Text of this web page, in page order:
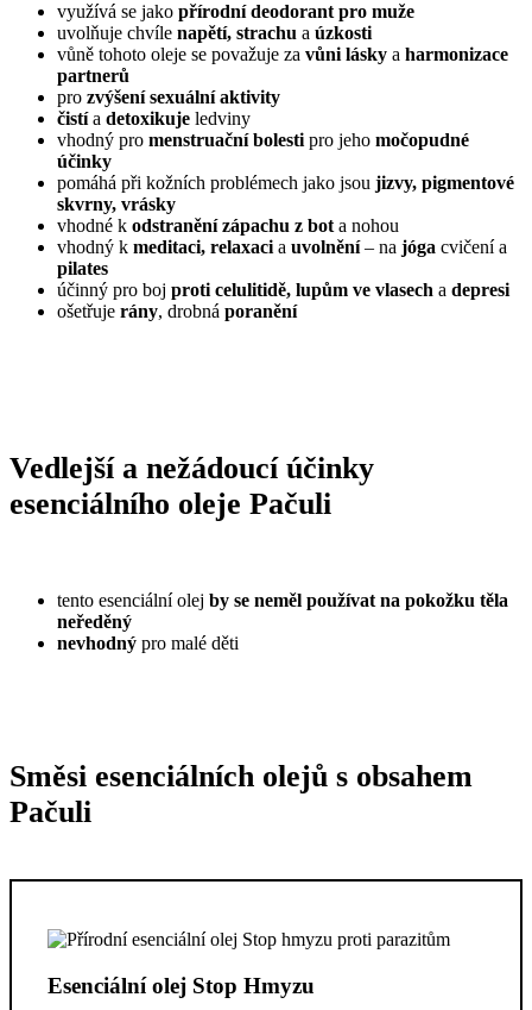
využívá se jako přírodní deodorant pro muže
uvolňuje chvíle napětí, strachu a úzkosti
vůně tohoto oleje se považuje za vůni lásky a harmonizace
partnerů
pro zvýšení sexuální aktivity
čistía detoxikuje ledviny
vhodný pro menstruační bolesti pro jeho močopudné
účinky
pomáhá při kožních problémech jako jsou jizvy, pigmentové
skvrny, vrásky
vhodné k odstranění zápachu z bot a nohou
vhodný k meditaci, relaxaci a uvolnění– na jóga cvičení a
pilates
účinný pro boj proti celulitidě, lupům ve vlasech a depresi
ošetřuje rány, drobná poranění
Vedlejší a nežádoucí účinky
esenciálního oleje Pačuli
tento esenciální olej by se neměl používat na pokožku těla
neředěný
nevhodný pro malé děti
Směsi esenciálních olejů s obsahem
Pačuli
Esenciální olej Stop Hmyzu